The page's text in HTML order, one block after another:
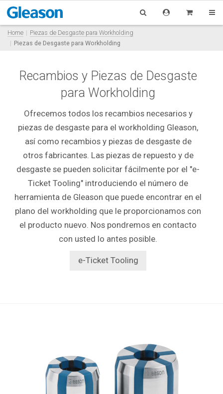
Home
Piezas de Desgaste para Workholding
Piezas de Desgaste para Workholding
Recambios y Piezas de Desgaste
para Workholding
Ofrecemos todos los recambios necesarios y
piezas de desgaste para el workholding Gleason,
así como recambios y piezas de desgaste de
otros fabricantes. Las piezas de repuesto y de
desgaste se pueden solicitar fácilmente por el "e-
Ticket Tooling" introduciendo el número de
herramienta de Gleason que puede encontrar en el
plano del workholding que le proporcionamos con
el producto nuevo. Nos pondremos en contacto
con usted lo antes posible.
e-Ticket Tooling